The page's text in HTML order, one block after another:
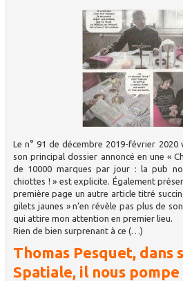
Le n° 91 de décembre 2019-février
son principal dossier annoncé en une «
de 10000 marques par jour : la pub
chiottes ! » est explicite. Également
première page un autre article titré
gilets jaunes » n’en révèle pas plus de
qui attire mon attention en premier lieu.
Rien de bien surprenant à ce (…)
Thomas Pesquet, dans
Spatiale, il nous